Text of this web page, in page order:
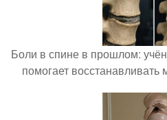
Боли в спине в прошлом:
помогает